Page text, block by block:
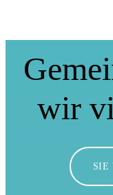
wir
SIE